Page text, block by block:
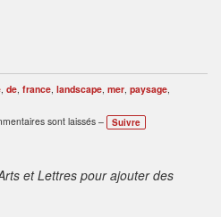
, de, france, landscape, mer, paysage,
sont laissés –
Suivre
et Lettres pour ajouter des